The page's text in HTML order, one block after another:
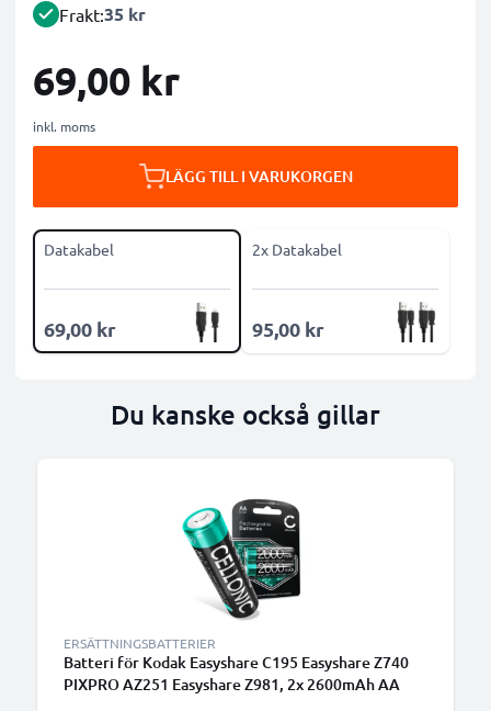
Frakt:35 kr
69,00 kr
inkl. moms
LÄGG TILL I VARUKORGEN
Datakabel
69,00 kr
2x Datakabel
95,00 kr
Du kanske också gillar
ERSÄTTNINGSBATTERIER
Batteri för Kodak Easyshare C195 Easyshare Z740
PIXPRO AZ251 Easyshare Z981, 2x 2600mAh AA